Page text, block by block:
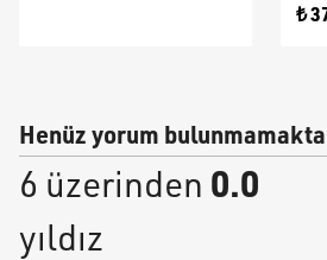
₺
Henüz yorum
6 üzerinden 0.0
yıldız